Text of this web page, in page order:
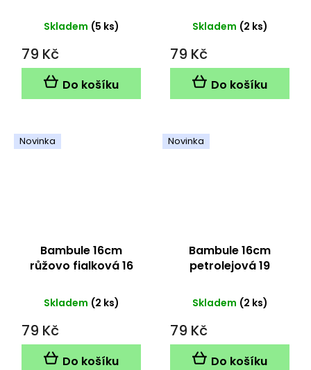
Skladem (5 ks)
79 Kč
Do košíku
Skladem (2 ks)
79 Kč
Do košíku
Novinka
Bambule 16cm
růžovo fialková 16
Skladem (2 ks)
79 Kč
Do košíku
Novinka
Bambule 16cm
petrolejová 19
Skladem (2 ks)
79 Kč
Do košíku